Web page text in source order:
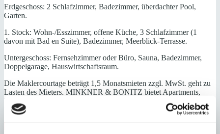
Erdgeschoss: 2 Schlafzimmer, Badezimmer, überdachter Pool,
Garten.
1. Stock: Wohn-/Esszimmer, offene Küche, 3 Schlafzimmer (1
davon mit Bad en Suite), Badezimmer, Meerblick-Terrasse.
Untergeschoss: Fernsehzimmer oder Büro, Sauna, Badezimmer,
Doppelgarage, Hauswirtschaftsraum.
Die Maklercourtage beträgt 1,5 Monatsmieten zzgl. MwSt. geht zu
Lasten des Mieters. MINKNER & BONITZ bietet Apartments,
Villen und Fincas zur Saisonmietvertrag, nicht Gewöhnlicher
Wohnsitz auf Mallorca an.